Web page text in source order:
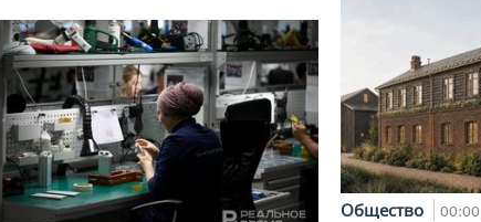
Общество 00:00